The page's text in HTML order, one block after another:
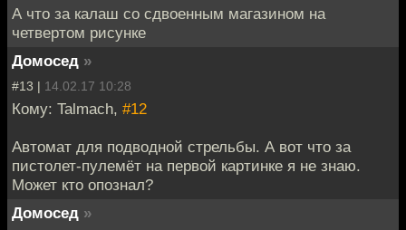
А что за калаш со сдвоенным магазином на
четвертом рисунке
Домосед »
#13 | 14.02.17 10:28
Кому: Talmach, #12
Автомат для подводной стрельбы. А вот что за
пистолет-пулемёт на первой картинке я не знаю.
Может кто опознал?
Домосед »